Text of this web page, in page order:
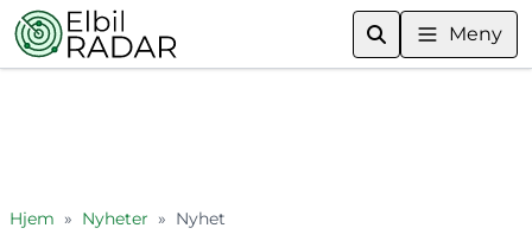
Meny
Hjem » Nyheter » Nyhet